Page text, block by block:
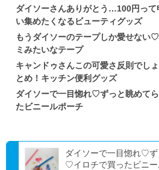
ダイソーさんありがとう…100円って
い集めたくなるビューティグッズ
もうダイソーのテープしか愛せない
ミみたいなテープ
キャンドゥさんこの可愛さ反則でし
とめ！キッチン便利グッズ
ダイソーで一目惚れ♡ずっと眺めて
たビニールポーチ
ダイソーで一目惚れ♡
♡イロチで買ったビニー